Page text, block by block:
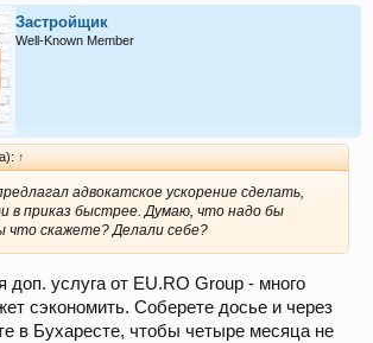
Застройщик
Well-Known Member
↑
адвокатское ускорение сделать,
в приказ быстрее. Думаю, что надо бы
что скажете? Делали себе?
доп. услуга от EU.RO Group - много
сэкономить. Соберете досье и через
в Бухаресте, чтобы четыре месяца не